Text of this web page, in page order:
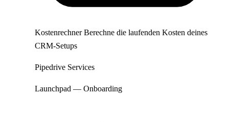
KostenrechnerBerechne die laufenden Kosten deines
CRM-Setups
Pipedrive Services
Launchpad — Onboarding